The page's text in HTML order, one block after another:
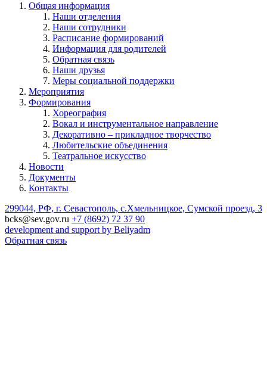
Общая информация
Наши отделения
Наши сотрудники
Расписание формирований
Информация для родителей
Обратная связь
Наши друзья
Меры социальной поддержки
Мероприятия
Формирования
Хореография
Вокал и инструментальное направление
Декоративно – прикладное творчество
Любительские объединения
Театральное искусство
Новости
Документы
Контакты
299044, РФ, г. Севастополь, с.Хмельницкое, Сумской проезд, 3
bcks@sev.gov.ru +7 (8692) 72 37 90
development and support by Beliyadm
Обратная связь